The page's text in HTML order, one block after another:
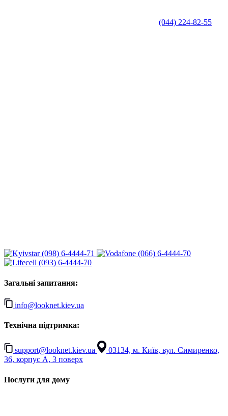
(044) 224-82-55
(098) 6-4444-71
(066) 6-4444-70
(093) 6-4444-70
Загальні запитання:
info@looknet.kiev.ua
Технічна підтримка:
support@looknet.kiev.ua
03134, м. Київ, вул. Симиренко,
36, корпус А, 3 поверх
Послуги для дому